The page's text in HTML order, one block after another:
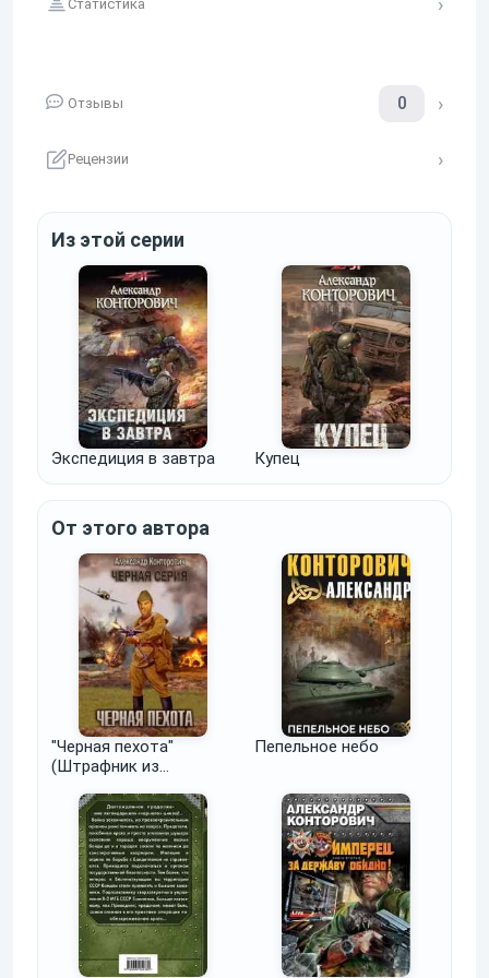
Статистика
Отзывы 0
Рецензии
Из этой серии
Экспедиция в завтра Купец
От этого автора
"Черная пехота"
(Штрафник из
Пепельное небо